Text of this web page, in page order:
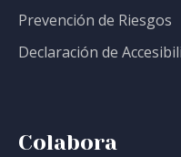
Prevención de Riesgos
Declaración de
Colabora